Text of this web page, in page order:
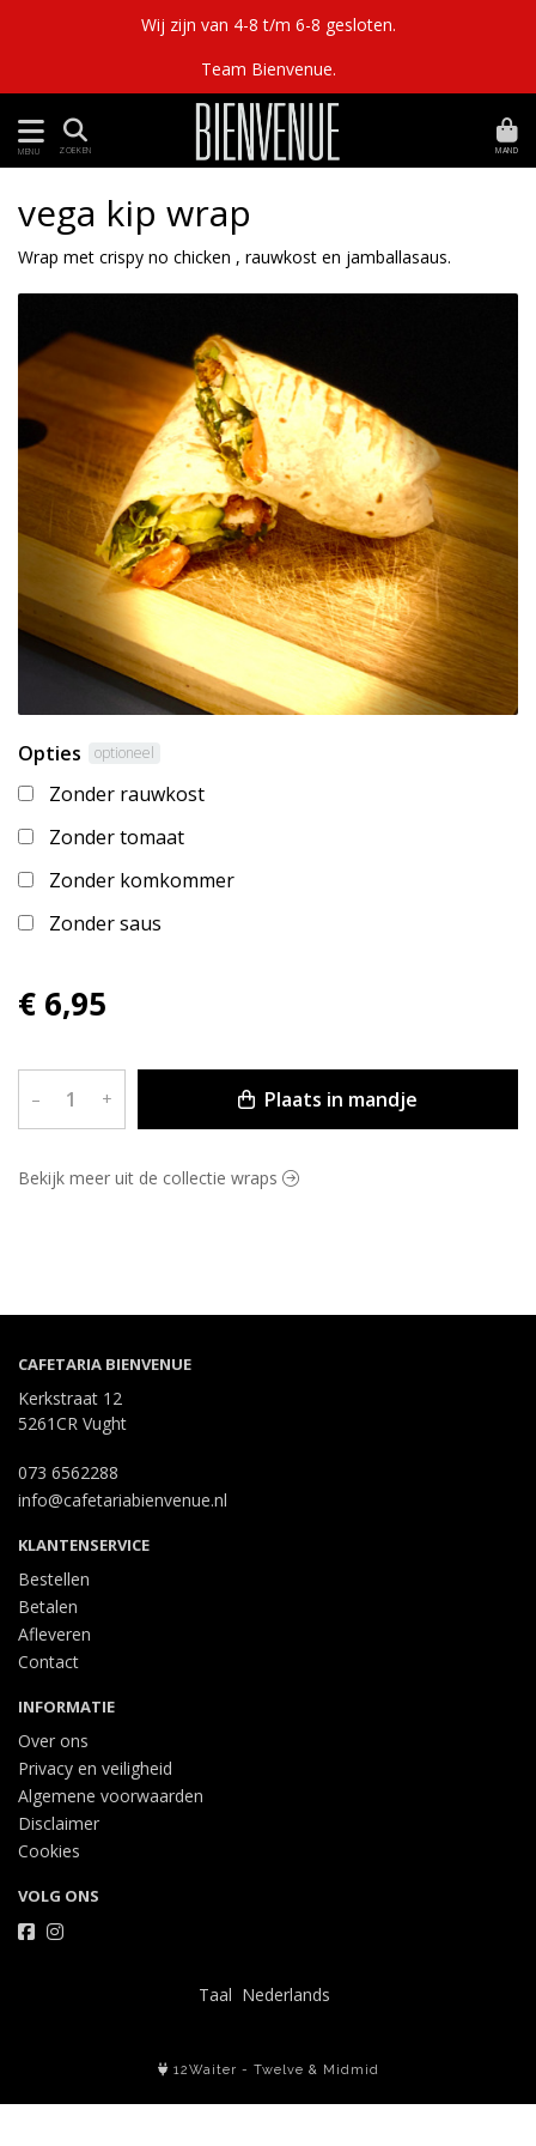
Wij zijn van 4-8 t/m 6-8 gesloten.
Team Bienvenue.
MENU ZOEKEN MAND
vega kip wrap
Wrap met crispy no chicken , rauwkost en jamballasaus.
Opties optioneel
Zonder rauwkost
Zonder tomaat
Zonder komkommer
Zonder saus
€ 6,95
– + Plaats in mandje
Bekijk meer uit de collectie wraps
CAFETARIA BIENVENUE
Kerkstraat 12
5261CR Vught
073 6562288
info@cafetariabienvenue.nl
KLANTENSERVICE
Bestellen
Betalen
Afleveren
Contact
INFORMATIE
Over ons
Privacy en veiligheid
Algemene voorwaarden
Disclaimer
Cookies
VOLG ONS
Taal
12Waiter - Twelve & Midmid